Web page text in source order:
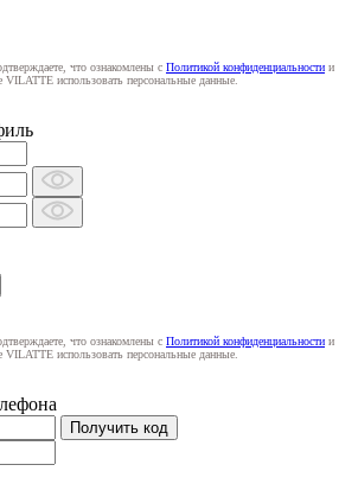
что ознакомлены с Политикой конфиденциальности и
VILATTE использовать персональные данные.
что ознакомлены с Политикой конфиденциальности и
VILATTE использовать персональные данные.
Получить код